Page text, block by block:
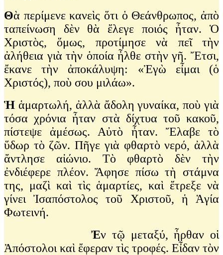
Θὰ περίμενε κανεὶς ὅτι ὁ Θεάνθρωπος, ἀπὸ
ταπείνωση δὲν θὰ ἔλεγε ποιός ἦταν. Ὁ
Χριστὸς, ὅμως, προτίμησε νὰ πεῖ τὴν
ἀλήθεια γιὰ τὴν ὁποία ἦλθε στὴν γῆ. Ἔτσι,
ἔκανε τὴν ἀποκάλυψη: «Ἐγὼ εἶμαι (ὁ
Χριστός), ποὺ σου μιλάω».
Ἡ ἁμαρτωλή, ἀλλὰ ἄδολη γυναίκα, ποὺ γιὰ
τόσα χρόνια ἦταν στὰ δίχτυα τοῦ κακοῦ,
πίστεψε ἀμέσως. Αὐτὸ ἦταν. Ἔλαβε τὸ
ὕδωρ τὸ ζῶν. Πῆγε γιὰ φθαρτὸ νερό, ἀλλὰ
ἄντλησε αἰώνιο. Τὸ φθαρτὸ δὲν τὴν
ἐνδιέφερε πλέον. Ἄφησε πίσω τὴ στάμνα
της, μαζὶ καὶ τὶς ἁμαρτίες, καὶ ἔτρεξε νὰ
γίνει Ἰσαπόστολος τοῦ Χριστοῦ, ἡ Ἁγία
Φωτεινή.
Ἐν τῷ μεταξύ, ἦρθαν οἱ
Ἀπόστολοι καὶ ἔφεραν τὶς τροφές. Εἶδαν τὸν